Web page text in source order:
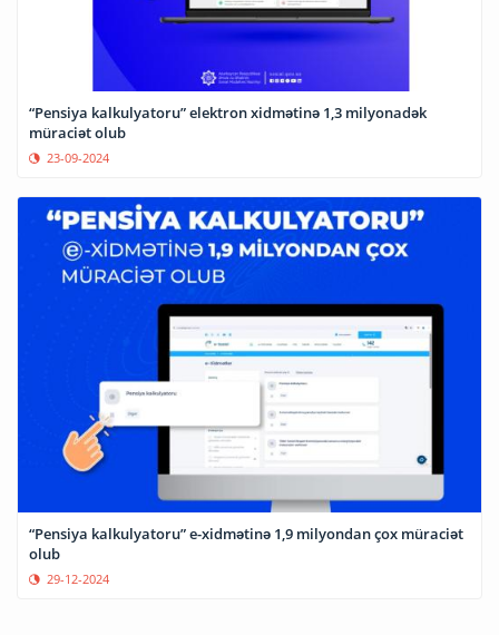
“Pensiya kalkulyatoru” elektron xidmətinə 1,3 milyonadək
müraciət olub
23-09-2024
“Pensiya kalkulyatoru” e-xidmətinə 1,9 milyondan çox müraciət
olub
29-12-2024